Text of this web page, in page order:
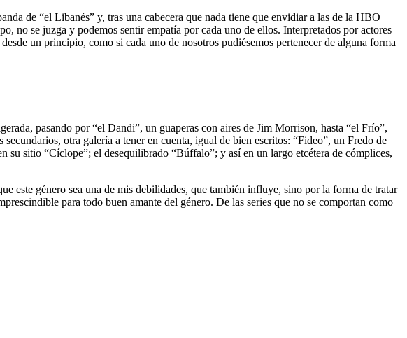
de “el Libanés” y, tras una cabecera que nada tiene que envidiar a las de la HBO
no se juzga y podemos sentir empatía por cada uno de ellos. Interpretados por actores
un principio, como si cada uno de nosotros pudiésemos pertenecer de alguna forma
pasando por “el Dandi”, un guaperas con aires de Jim Morrison, hasta “el Frío”,
otra galería a tener en cuenta, igual de bien escritos: “Fideo”, un Fredo de
sitio “Cíclope”; el desequilibrado “Búffalo”; y así en un largo etcétera de cómplices,
este género sea una de mis debilidades, que también influye, sino por la forma de tratar
para todo buen amante del género. De las series que no se comportan como